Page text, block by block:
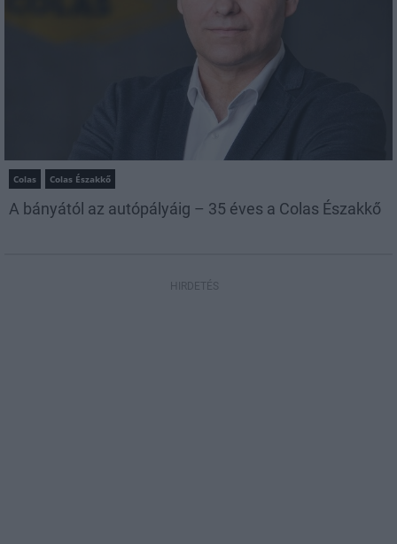
Colas Colas Északkő
A bányától az autópályáig – 35 éves a Colas Északkő
HIRDETÉS